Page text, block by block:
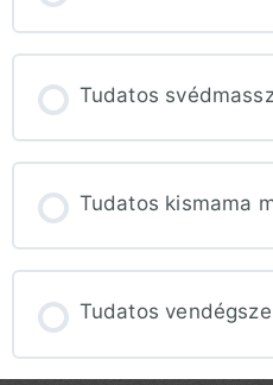
0% KÉSZ 0/0 lépés
Tudatos
0% KÉSZ 0/0 lépés
Tudatos kismama
0% KÉSZ 0/0 lépés
Tudatos